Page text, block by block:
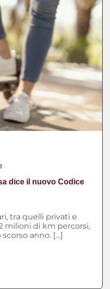
dice il nuovo Codice
tra quelli privati e
milioni di km percorsi,
anno. […]